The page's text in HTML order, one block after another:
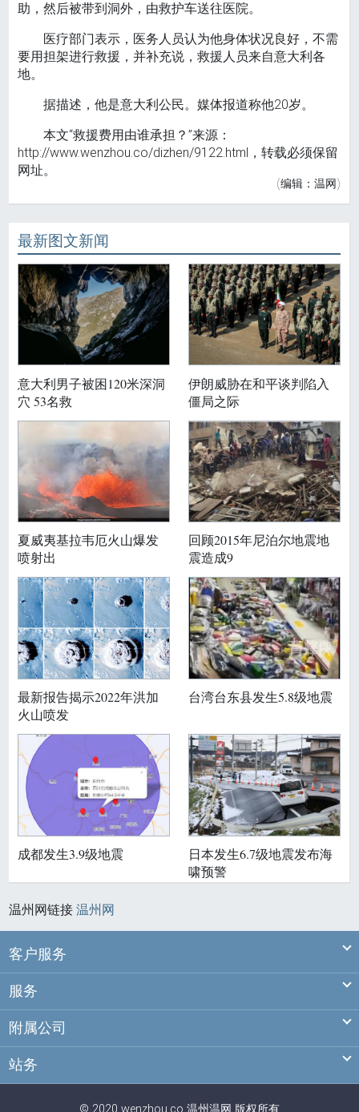
助，然后被带到洞外，由救护车送往医院。
医疗部门表示，医务人员认为他身体状况良好，不需
要用担架进行救援，并补充说，救援人员来自意大利各
地。
据描述，他是意大利公民。媒体报道称他20岁。
本文“救援费用由谁承担？”来源：
http://www.wenzhou.co/dizhen/9122.html，转载必须保留
网址。
(编辑：温网)
最新图文新闻
意大利男子被困120米深洞
穴 53名救
伊朗威胁在和平谈判陷入
僵局之际
夏威夷基拉韦厄火山爆发
喷射出
回顾2015年尼泊尔地震地
震造成9
最新报告揭示2022年洪加
火山喷发
台湾台东县发生5.8级地震
成都发生3.9级地震
日本发生6.7级地震发布海
啸预警
温州网链接温州网
客户服务
服务
附属公司
站务
© 2020 wenzhou.co 温州温网 版权所有